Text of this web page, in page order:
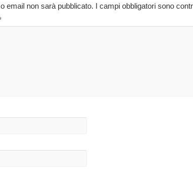
email non sarà pubblicato. I campi obbligatori sono